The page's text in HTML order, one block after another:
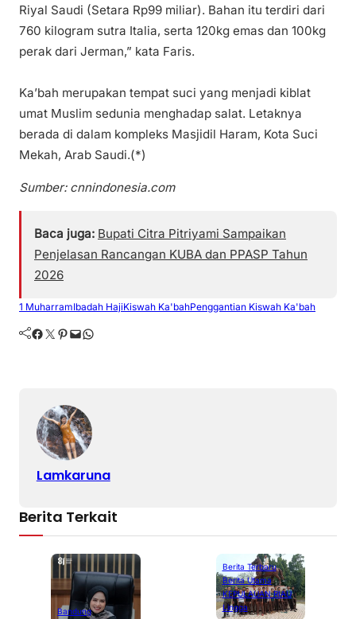
Riyal Saudi (Setara Rp99 miliar). Bahan itu terdiri dari
760 kilogram sutra Italia, serta 120kg emas dan 100kg
perak dari Jerman,” kata Faris.
Ka’bah merupakan tempat suci yang menjadi kiblat
umat Muslim sedunia menghadap salat. Letaknya
berada di dalam kompleks Masjidil Haram, Kota Suci
Mekah, Arab Saudi.(*)
Sumber: cnnindonesia.com
Baca juga: Bupati Citra Pitriyami Sampaikan
Penjelasan Rancangan KUBA dan PPASP Tahun
2026
1 MuharramIbadah HajiKiswah Ka'bahPenggantian Kiswah Ka'bah
Facebook Twitter Pinterest Mail WhatsApp
Lamkaruna
Berita Terkait
Bandung
Berita Terbaru
Berita Utama
KEPULAUAN RIAU
Lingga